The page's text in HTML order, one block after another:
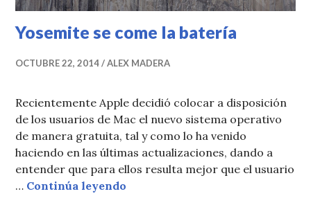
Yosemite se come la batería
OCTUBRE 22, 2014 ALEX MADERA
Recientemente Apple decidió colocar a disposición
de los usuarios de Mac el nuevo sistema operativo
de manera gratuita, tal y como lo ha venido
haciendo en las últimas actualizaciones, dando a
entender que para ellos resulta mejor que el usuario
… Continúa leyendo